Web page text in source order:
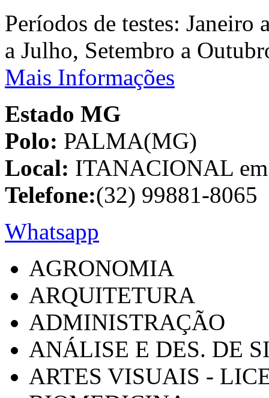
Períodos de testes:
a Julho, Setembro a
Mais Informações
Estado MG
Polo: PALMA(MG)
Local: ITANACIONAL
Telefone:(32) 99881-8065
Whatsapp
AGRONOMIA
ARQUITETURA
ADMINISTRAÇÃO
ANÁLISE E DES. DE
ARTES VISUAIS -